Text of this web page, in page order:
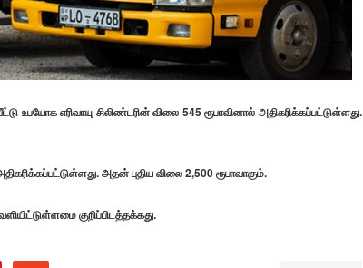
உபயோக எரிவாயு சிலிண்டரின் விலை 545 ரூபாவினால் அதிகரிக்கப்பட்டுள்ளது.
அதன் புதிய விலை 2,500 ரூபாவாகும்.
குறிப்பிடத்தக்கது.